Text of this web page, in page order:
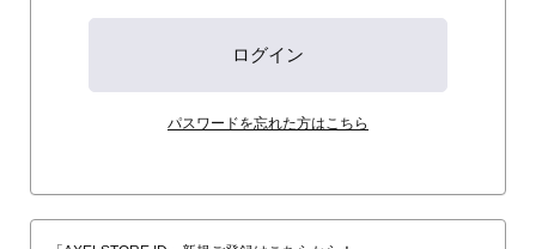
パスワードを忘れた方はこちら